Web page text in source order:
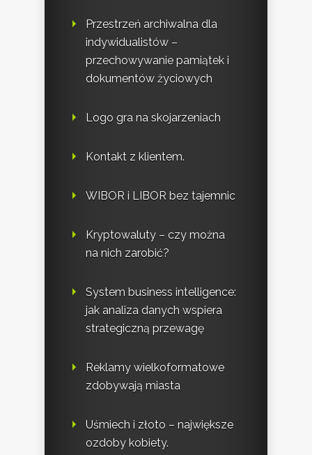
Przestrzeń archiwalna dla
indywidualistów –
przechowywanie pamiątek i
dokumentów życiowych
Logo gra na skojarzeniach
Kontakt z klientem.
WIBOR i LIBOR bez tajemnic
Kryptowaluty – czy można
na nich zarobić?
System business intelligence:
jak analiza danych wspiera
strategiczną przewagę
Reklamy wielkoformatowe
zdobywają miasta
Uśmiech i złoto – największe
ozdoby kobiety.